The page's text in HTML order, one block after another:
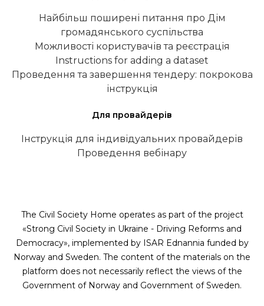
Найбільш поширені питання про Дім
громадянського суспільства
Можливості користувачів та реєстрація
Instructions for adding a dataset
Проведення та завершення тендеру: покрокова
інструкція
Для провайдерів
Інструкція для індивідуальних провайдерів
Проведення вебінару
The Civil Society Home operates as part of the project
«Strong Civil Society in Ukraine - Driving Reforms and
Democracy», implemented by ISAR Ednannia funded by
Norway and Sweden. The content of the materials on the
platform does not necessarily reflect the views of the
Government of Norway and Government of Sweden.